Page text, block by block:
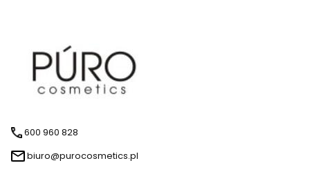
600 960 828
biuro@purocosmetics.pl